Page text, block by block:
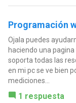
Programación
Ojala puedes
haciendo una
soporta todas las
en mi pc se ve bien
mediciones...
1 respuesta